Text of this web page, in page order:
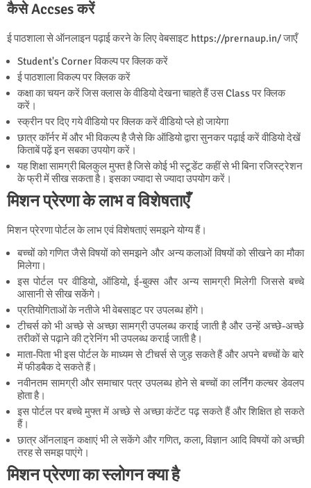
कैसे Accses करें
ई पाठशाला से ऑनलाइन पढ़ाई करने के लिए वेबसाइट https://prernaup.in/ जाएँ
Student's Corner विकल्प पर क्लिक करें
ई पाठशाला विकल्प पर क्लिक करें
कक्षा का चयन करें जिस क्लास के वीडियो देखना चाहते हैं उस Class पर क्लिक
करें।
स्क्रीन पर दिए गये वीडियो पर क्लिक करें वीडियो प्ले हो जायेगा
छात्र कॉर्नर में और भी विकल्प है जैसे कि ऑडियो द्वारा सुनकर पढ़ाई करें वीडियो देखें
किताबें पढ़ें इन सबका उपयोग करें।
यह शिक्षा सामग्री बिलकुल मुफ्त है जिसे कोई भी स्टूडेंट कहीं से भी बिना रजिस्ट्रेशन
के फ्री में सीख सकता है। इसका ज्यादा से ज्यादा उपयोग करें।
मिशन प्रेरणा के लाभ व विशेषताएँ
मिशन प्रेरणा पोर्टलके लाभ एवं विशेषताएं समझने योग्य हैं।
बच्चों को गणित जैसे विषयों को समझने और अन्य कलाओं विषयों को सीखने का मौका
मिलेगा।
इस पोर्टल पर वीडियो, ऑडियो, ई-बुक्स और अन्य सामग्री मिलेगी जिससे बच्चे
आसानी से सीख सकेंगे।
प्रतियोगिताओं के नतीजे भी वेबसाइट पर उपलब्ध होंगे।
टीचर्स को भी अच्छे से अच्छा सामग्री उपलब्ध कराई जाती है और उन्हें अच्छे-अच्छे
तरीकों से पढ़ाने की ट्रेनिंग भी उपलब्ध कराई जाती है।
माता-पिता भी इस पोर्टल के माध्यम से टीचर्स से जुड़ सकते हैं और अपने बच्चों के बारे
में फीडबैक दे सकते हैं।
नवीनतम सामग्री और समाचार पत्र उपलब्ध होने से बच्चों का लर्निंग कल्चर डेवलप
होता है।
इस पोर्टल पर बच्चे मुफ्त में अच्छे से अच्छा कंटेंट पढ़ सकते हैं और शिक्षित हो सकते
हैं।
छात्र ऑनलाइन कक्षाएं भी ले सकेंगे और गणित, कला, विज्ञान आदि विषयों को अच्छी
तरह से समझ पाएंगे।
मिशन प्रेरणा का स्लोगन क्या है